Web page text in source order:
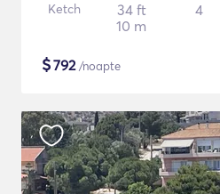
Ketch
34 ft
10 m
4
$792/noapte